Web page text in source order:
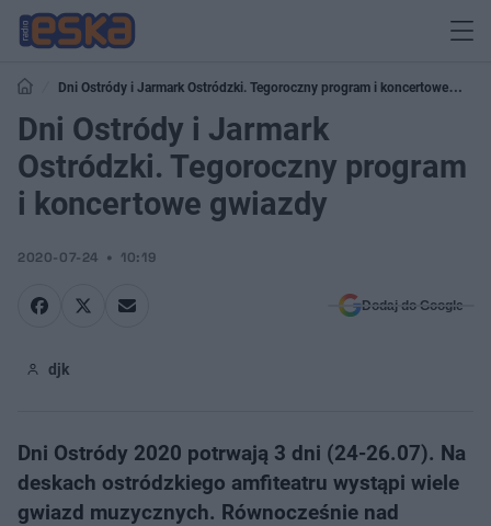
Dni Ostródy i Jarmark Ostródzki. Tegoroczny program i koncertowe
gwiazdy
Dni Ostródy i Jarmark
Ostródzki. Tegoroczny program
i koncertowe gwiazdy
2020-07-24 10:19
Dodaj do Google
djk
Dni Ostródy 2020 potrwają 3 dni (24-26.07). Na
deskach ostródzkiego amfiteatru wystąpi wiele
gwiazd muzycznych. Równocześnie nad